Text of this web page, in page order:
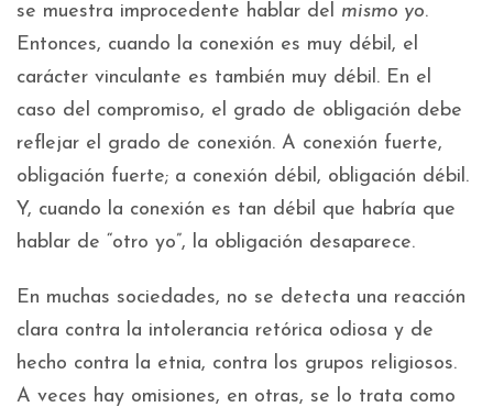
se muestra improcedente hablar del mismo yo.
Entonces, cuando la conexión es muy débil, el
carácter vinculante es también muy débil. En el
caso del compromiso, el grado de obligación debe
reflejar el grado de conexión. A conexión fuerte,
obligación fuerte; a conexión débil, obligación débil.
Y, cuando la conexión es tan débil que habría que
hablar de “otro yo”, la obligación desaparece.
En muchas sociedades, no se detecta una reacción
clara contra la intolerancia retórica odiosa y de
hecho contra la etnia, contra los grupos religiosos.
A veces hay omisiones, en otras, se lo trata como